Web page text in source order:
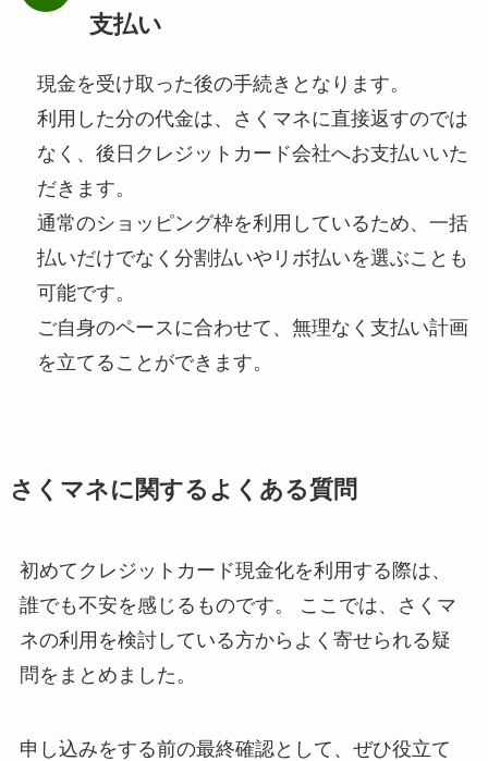
支払い
現金を受け取った後の手続きとなります。
利用した分の代金は、さくマネに直接返すのでは
なく、後日クレジットカード会社へお支払いいた
だきます。
通常のショッピング枠を利用しているため、一括
払いだけでなく分割払いやリボ払いを選ぶことも
可能です。
ご自身のペースに合わせて、無理なく支払い計画
を立てることができます。
さくマネに関するよくある質問
初めてクレジットカード現金化を利用する際は、
誰でも不安を感じるものです。 ここでは、さくマ
ネの利用を検討している方からよく寄せられる疑
問をまとめました。
申し込みをする前の最終確認として、ぜひ役立て